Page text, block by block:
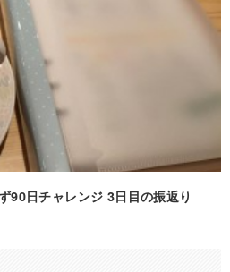
90日チャレンジ 3日目の振返り